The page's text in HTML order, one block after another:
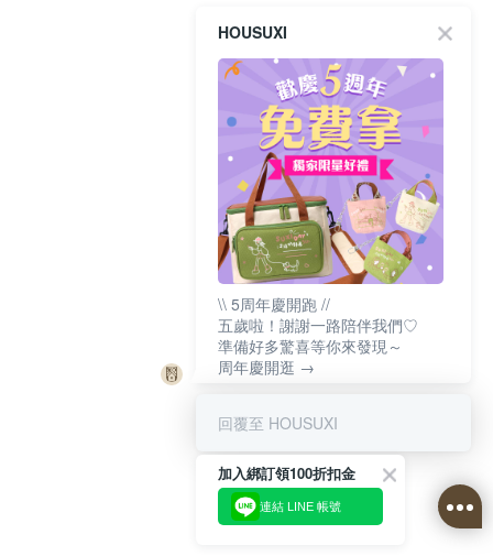
HOUSUXI
\\ 5周年慶開跑 //
五歲啦！謝謝一路陪伴我們♡
準備好多驚喜等你來發現～
周年慶開逛 →
回覆至 HOUSUXI
加入綁訂領100折扣金
連結 LINE 帳號